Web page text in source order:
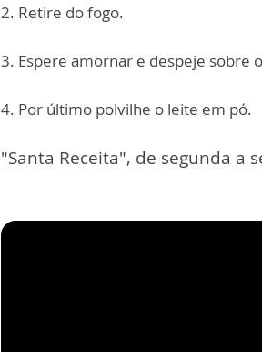
2. Retire do fogo.
3. Espere amornar e despeje sobre
4. Por último polvilhe o leite em pó.
"Santa Receita", de segunda a